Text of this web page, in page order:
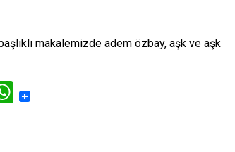
makalemizde adem özbay, aşk ve aşk
WhatsApp